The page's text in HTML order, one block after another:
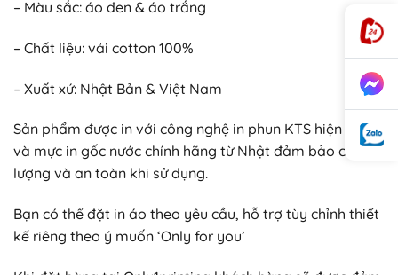
– Màu sắc: áo đen & áo trắng
– Chất liệu: vải cotton 100%
– Xuất xứ: Nhật Bản & Việt Nam
Sản phẩm được in với công nghệ in phun KTS hiện đại
và mực in gốc nước chính hãng từ Nhật đảm bảo chất
lượng và an toàn khi sử dụng.
Bạn có thể đặt in áo theo yêu cầu, hỗ trợ tùy chỉnh thiết
kế riêng theo ý muốn ‘Only for you’